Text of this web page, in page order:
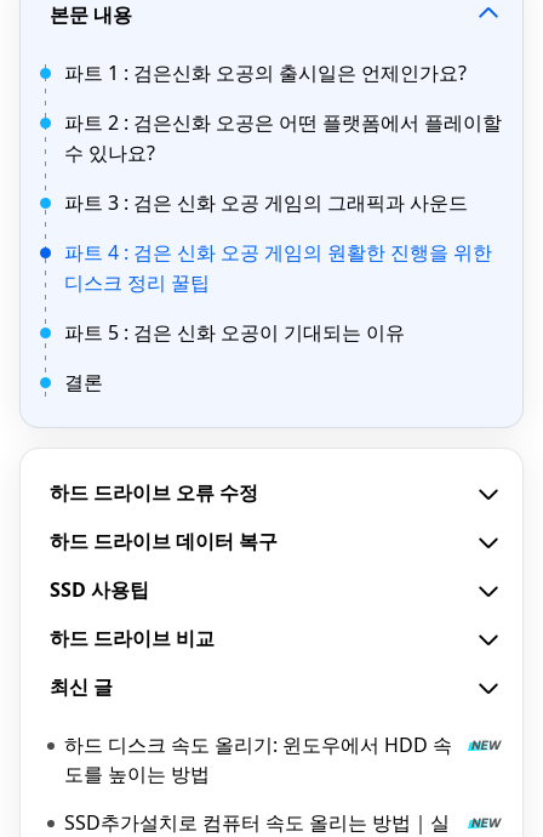
본문 내용
파트 1 : 검은신화 오공의 출시일은 언제인가요?
파트 2 : 검은신화 오공은 어떤 플랫폼에서 플레이할
수 있나요?
파트 3 : 검은 신화 오공 게임의 그래픽과 사운드
파트 4 : 검은 신화 오공 게임의 원활한 진행을 위한
디스크 정리 꿀팁
파트 5 : 검은 신화 오공이 기대되는 이유
결론
하드 드라이브 오류 수정
하드 드라이브 데이터 복구
SSD 사용팁
하드 드라이브 비교
최신 글
하드 디스크 속도 올리기: 윈도우에서 HDD 속
도를 높이는 방법
SSD추가설치로 컴퓨터 속도 올리는 방법｜실